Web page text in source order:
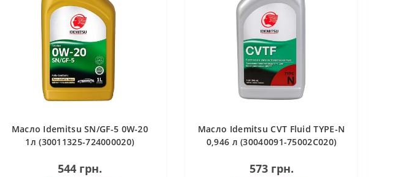
Масло Idemitsu SN/GF-5 0W-20
1л (30011325-724000020)
544 грн.
Масло Idemitsu CVT Fluid TYPE-N
0,946 л (30040091-75002C020)
АКПП
573 грн.